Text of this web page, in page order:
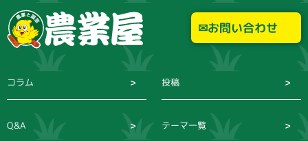
お問い合わせ
コラム 投稿
Q&A テーマ一覧